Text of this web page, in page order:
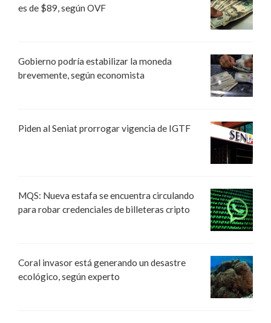
es de $89, según OVF
Gobierno podría estabilizar la moneda
brevemente, según economista
Piden al Seniat prorrogar vigencia de IGTF
MQS: Nueva estafa se encuentra circulando
para robar credenciales de billeteras cripto
Coral invasor está generando un desastre
ecológico, según experto